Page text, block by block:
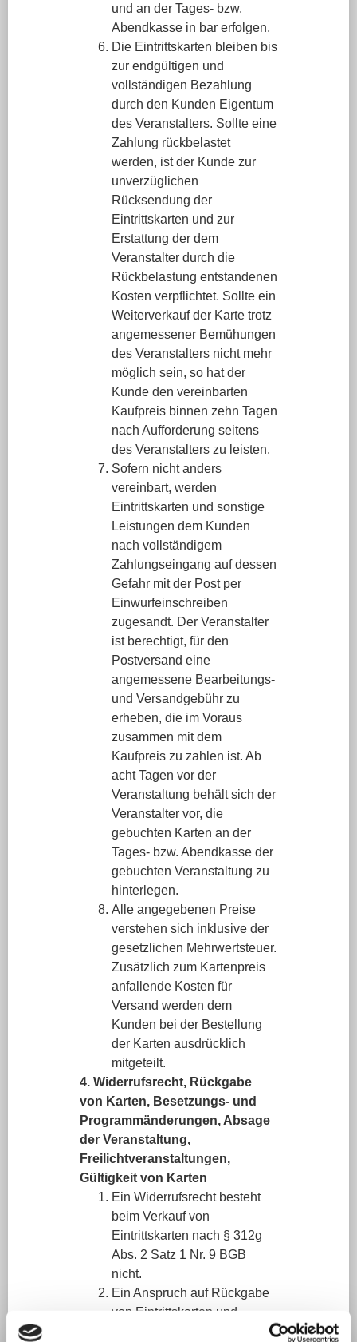
und an der Tages- bzw.
Abendkasse in bar erfolgen.
Die Eintrittskarten bleiben bis
zur endgültigen und
vollständigen Bezahlung
durch den Kunden Eigentum
des Veranstalters. Sollte eine
Zahlung rückbelastet
werden, ist der Kunde zur
unverzüglichen
Rücksendung der
Eintrittskarten und zur
Erstattung der dem
Veranstalter durch die
Rückbelastung entstandenen
Kosten verpflichtet. Sollte ein
Weiterverkauf der Karte trotz
angemessener Bemühungen
des Veranstalters nicht mehr
möglich sein, so hat der
Kunde den vereinbarten
Kaufpreis binnen zehn Tagen
nach Aufforderung seitens
des Veranstalters zu leisten.
Sofern nicht anders
vereinbart, werden
Eintrittskarten und sonstige
Leistungen dem Kunden
nach vollständigem
Zahlungseingang auf dessen
Gefahr mit der Post per
Einwurfeinschreiben
zugesandt. Der Veranstalter
ist berechtigt, für den
Postversand eine
angemessene Bearbeitungs-
und Versandgebühr zu
erheben, die im Voraus
zusammen mit dem
Kaufpreis zu zahlen ist. Ab
acht Tagen vor der
Veranstaltung behält sich der
Veranstalter vor, die
gebuchten Karten an der
Tages- bzw. Abendkasse der
gebuchten Veranstaltung zu
hinterlegen.
Alle angegebenen Preise
verstehen sich inklusive der
gesetzlichen Mehrwertsteuer.
Zusätzlich zum Kartenpreis
anfallende Kosten für
Versand werden dem
Kunden bei der Bestellung
der Karten ausdrücklich
mitgeteilt.
4. Widerrufsrecht, Rückgabe
von Karten, Besetzungs- und
Programmänderungen, Absage
der Veranstaltung,
Freilichtveranstaltungen,
Gültigkeit von Karten
Ein Widerrufsrecht besteht
beim Verkauf von
Eintrittskarten nach § 312g
Abs. 2 Satz 1 Nr. 9 BGB
nicht.
Ein Anspruch auf Rückgabe
von Eintrittskarten und